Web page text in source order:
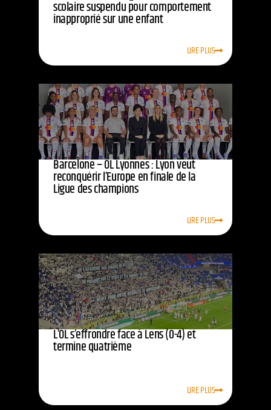
scolaire suspendu pour comportement
inapproprié sur une enfant
LIRE PLUS
Barcelone – OL Lyonnes : Lyon veut
reconquérir l’Europe en finale de la
Ligue des champions
LIRE PLUS
L’OL s’effrondre face à Lens (0-4) et
termine quatrième
LIRE PLUS